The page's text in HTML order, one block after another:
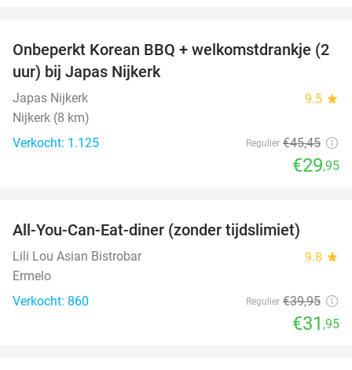
34%
Onbeperkt Korean BBQ + welkomstdrankje (2
uur) bij Japas Nijkerk
Japas Nijkerk 9.5 star
Nijkerk (8 km)
Verkocht: 1.125
Regulier €45,45
€29,95
All-You-Can-Eat-diner (zonder tijdslimiet)
Lili Lou Asian Bistrobar 9.8 star
Ermelo
Verkocht: 860
Regulier €39,95
€31 ,95